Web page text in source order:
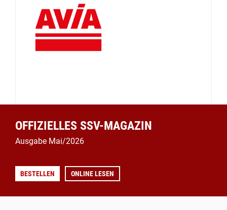
OFFIZIELLES SSV-MAGAZIN
Ausgabe Mai/2026
BESTELLEN ONLINE LESEN